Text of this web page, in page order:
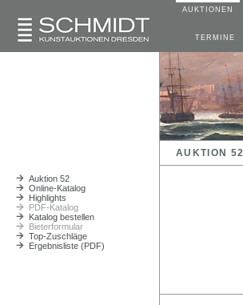
AUKTIONEN
TERMINE
AUKTION 52
Auktion 52
Online-Katalog
Highlights
PDF-Katalog
Katalog bestellen
Bieterformular
Top-Zuschläge
Ergebnisliste (PDF)